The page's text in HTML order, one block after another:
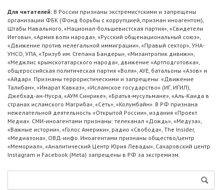
Для читателей: В России признаны экстремистскими и запрещены
организации ФБК (Фонд борьбы с коррупцией, признан иноагентом),
Штабы Навального, «Национал-большевистская партия», «Свидетели
Иеговы», «Армия воли народа», «Русский общенациональный союз»,
«Движение против нелегальной иммиграции», «Правый сектор», УНА-
УНСО, УПА, «Тризуб им. Степана Бандеры», «Мизантропик дивижн»,
«Меджлис крымскотатарского народа», движение «Артподготовка»,
общероссийская политическая партия «Воля», АУЕ, батальоны «Азов» и
«Айдар». Признаны террористическими и запрещены: «Движение
Талибан», «Имарат Кавказ», «Исламское государство» (ИГ, ИГИЛ),
Джебхад-ан-Нусра, «АУМ Синрике», «Братья-мусульмане», «Аль-Каида в
странах исламского Магриба», «Сеть», «Колумбайн». В РФ признана
нежелательной деятельность «Открытой России», издания «Проект
Медиа». СМИ-иноагентами признаны: телеканал «Дождь», «Медуза»,
«Важные истории», «Голос Америки», радио «Свобода», The Insider,
«Медиазона», ОВД-инфо. Иноагентами признаны общество/центр
«Мемориал», «Аналитический Центр Юрия Левады», Сахаровский центр.
Instagram и Facebook (Metа) запрещены в РФ за экстремизм.